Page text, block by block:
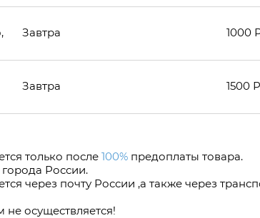
Завтра 1000
Завтра 1500
только после 100% предоплаты товара.
города России.
через почту России ,а также через
осуществляется!